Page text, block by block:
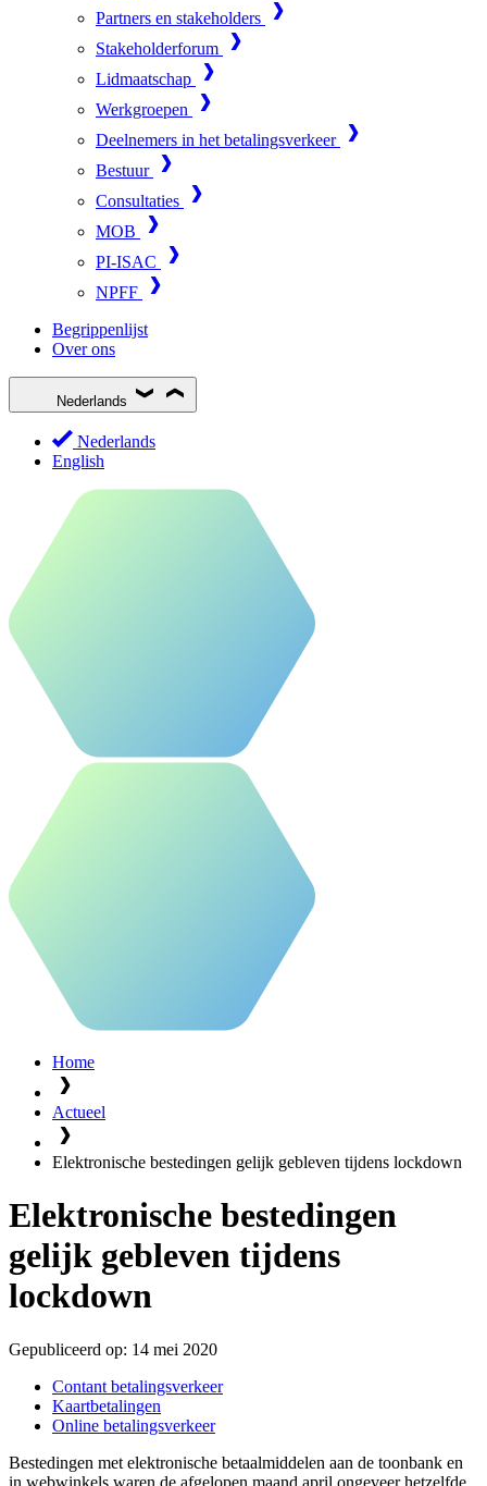
Partners en stakeholders
Stakeholderforum
Lidmaatschap
Werkgroepen
Deelnemers in het betalingsverkeer
Bestuur
Consultaties
MOB
PI-ISAC
NPFF
Begrippenlijst
Over ons
Nederlands
Nederlands
English
Home
Actueel
Elektronische bestedingen gelijk gebleven tijdens lockdown
Elektronische bestedingen
gelijk gebleven tijdens
lockdown
Gepubliceerd op: 14 mei 2020
Contant betalingsverkeer
Kaartbetalingen
Online betalingsverkeer
Bestedingen met elektronische betaalmiddelen aan de toonbank en
in webwinkels waren de afgelopen maand april ongeveer hetzelfde